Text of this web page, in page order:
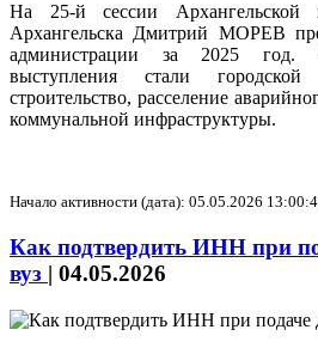
На 25-й сессии Архангельской
Архангельска Дмитрий МОРЕВ
администрации за 2025 год.
выступления стали
строительство, расселение
коммунальной инфраструктуры.
Начало активности (дата): 05.05.2026
Как подтвердить ИНН при
вуз | 04.05.2026